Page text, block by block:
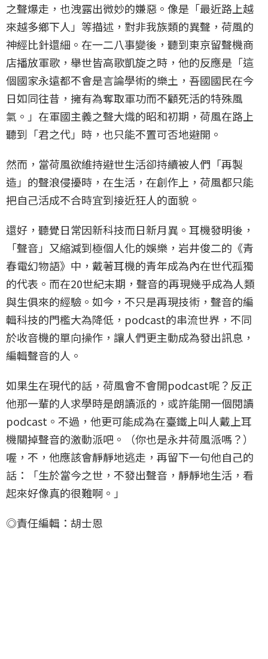
之聲爆走，也洩露出微妙的嫌惡。像是「最近路上越
來越多鄉下人」等描述，對非我族類的異聲，荷風的
神經比針還細。在一二八事變後，聽到東京留聲機商
店播放軍歌，舉世皆高歌凱旋之時，他的反應是「這
個國家永遠都不會是言論學術的樂土，吾國國民在今
日如同往昔，擁有為奪取軍功而不顧死活的特殊風
氣。」在軍國主義之聲大熾的昭和初期，荷風在路上
聽到「君之代」時，也只能不置可否地避開。
然而，當荷風欲維持避世生活卻持續被人們「再製
造」的聲浪侵擾時，在生活，在創作上，荷風都只能
把自己活成不合時宜到接近狂人的面貌。
還好，聽覺日常因新科技而日新月異。耳機發明後，
「聲音」又縮減到極個人化的娛樂，岩井俊二的《青
春電幻物語》中，戴著耳機的青年成為內在世代孤獨
的代表。而在20世紀末期，聲音的再現幾乎成為人類
與生俱來的經驗。如今，不只是再現技術，聲音的編
輯科技的門檻大為降低，podcast的串流世界，不同
於收音機的單向操作，讓人們更主動成為發出訊息，
編輯聲音的人。
如果生在現代的話，荷風會不會開podcast呢？反正
他那一輩的人求學時是朗讀派的，或許能開一個閱讀
podcast。不過，他更可能成為在臺鐵上叫人戴上耳
機關掉聲音的激動派吧。（你也是永井荷風派嗎？）
喔，不，他應該會靜靜地逃走，再留下一句他自己的
話：「生於當今之世，不發出聲音，靜靜地生活，看
起來好像真的很難啊。」
◎責任編輯：胡士恩